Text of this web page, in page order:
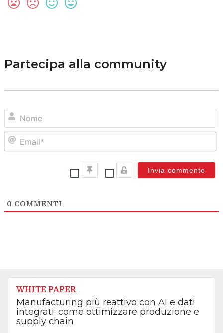
Partecipa alla community
0 COMMENTI
WHITE PAPER
Manufacturing più reattivo con AI e dati
integrati: come ottimizzare produzione e
supply chain